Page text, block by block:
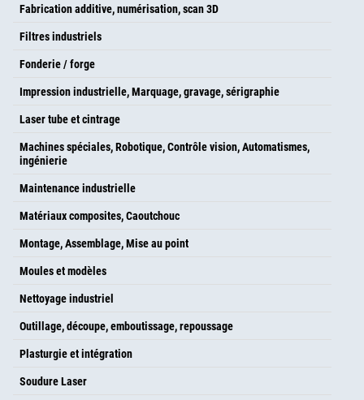
Fabrication additive, numérisation, scan 3D
Filtres industriels
Fonderie / forge
Impression industrielle, Marquage, gravage, sérigraphie
Laser tube et cintrage
Machines spéciales, Robotique, Contrôle vision, Automatismes,
ingénierie
Maintenance industrielle
Matériaux composites, Caoutchouc
Montage, Assemblage, Mise au point
Moules et modèles
Nettoyage industriel
Outillage, découpe, emboutissage, repoussage
Plasturgie et intégration
Soudure Laser